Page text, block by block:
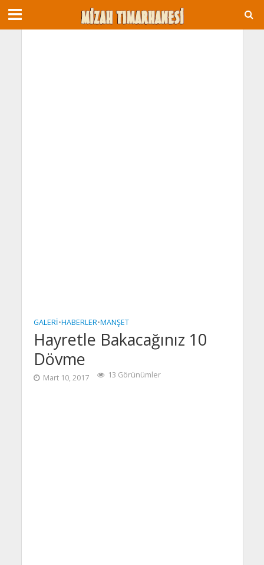
GALERI•HABERLER•MANŞET
Hayretle Bakacağınız 10
Dövme
Mart 10, 2017 13 Görünümler